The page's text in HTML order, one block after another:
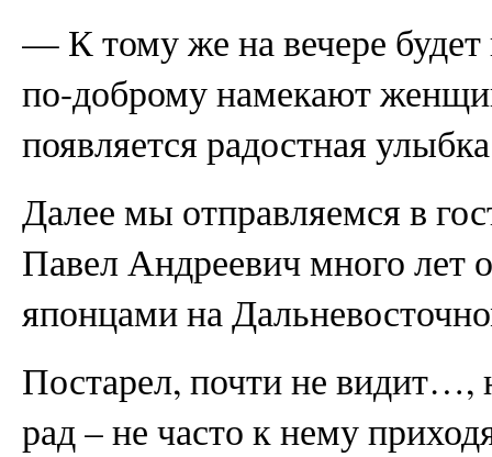
— К тому же на вечере
по-доброму намекают
появляется радостная
Далее мы отправляемся в
Павел Андреевич много
японцами на
Постарел, почти не видит…,
рад – не часто к нему